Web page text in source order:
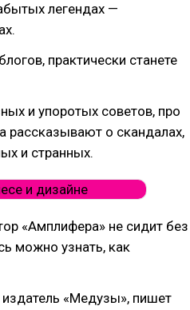
легендах —
практически станете
и упоротых советов, про
рассказывают о скандалах,
и странных.
«Амплифера» не сидит без
можно узнать, как
«Медузы», пишет